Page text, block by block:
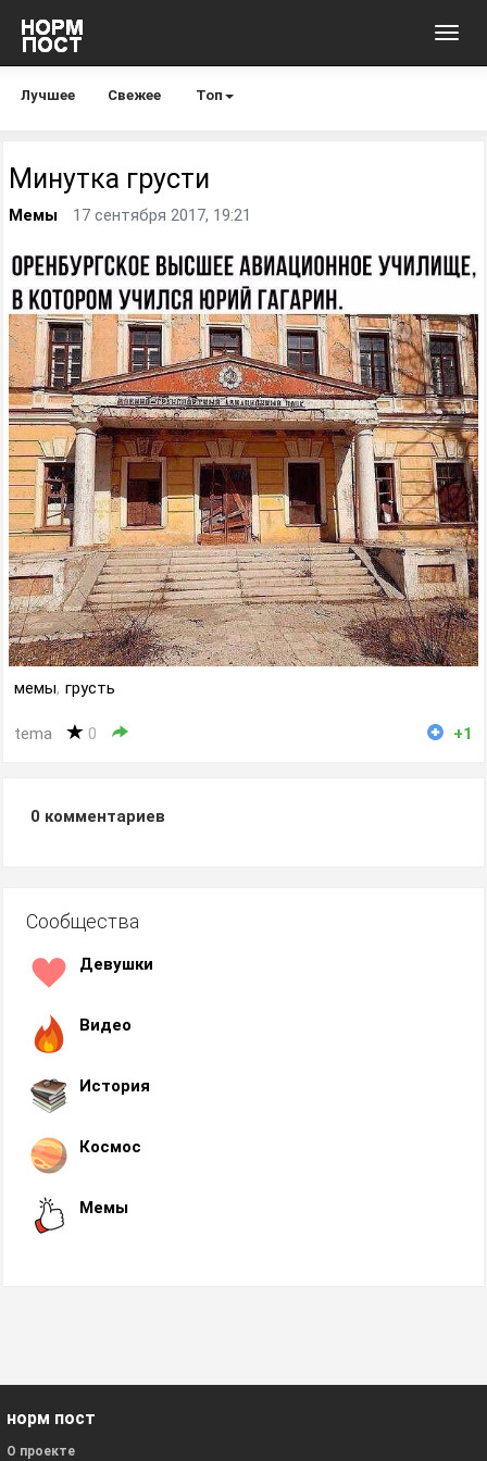
Лучшее Свежее Топ
Минутка грусти
Мемы 17 сентября 2017, 19:21
мемы, грусть
tema 0 +1
0 комментариев
Сообщества
Девушки
Видео
История
Космос
Мемы
норм пост
О проекте